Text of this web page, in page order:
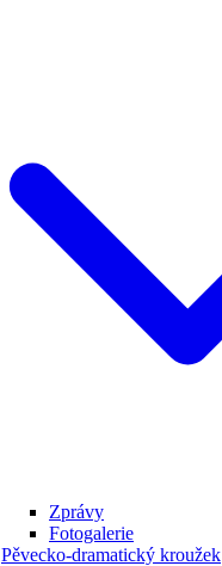
Zprávy
Fotogalerie
Pěvecko-dramatický kroužek